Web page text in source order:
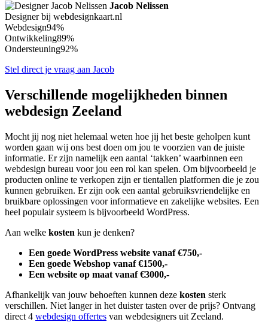
Jacob Nelissen
Designer bij webdesignkaart.nl
Webdesign94%
Ontwikkeling89%
Ondersteuning92%
Stel direct je vraag aan Jacob
Verschillende mogelijkheden binnen
webdesign Zeeland
Mocht jij nog niet helemaal weten hoe jij het beste geholpen kunt
worden gaan wij ons best doen om jou te voorzien van de juiste
informatie. Er zijn namelijk een aantal ‘takken’ waarbinnen een
webdesign bureau voor jou een rol kan spelen. Om bijvoorbeeld je
producten online te verkopen zijn er tientallen platformen die je zou
kunnen gebruiken. Er zijn ook een aantal gebruiksvriendelijke en
bruikbare oplossingen voor informatieve en zakelijke websites. Een
heel populair systeem is bijvoorbeeld WordPress.
Aan welke kosten kun je denken?
Een goede WordPress website vanaf €750,-
Een goede Webshop vanaf €1500,-
Een website op maat vanaf €3000,-
Afhankelijk van jouw behoeften kunnen deze kosten sterk
verschillen. Niet langer in het duister tasten over de prijs? Ontvang
direct 4 webdesign offertes van webdesigners uit Zeeland.